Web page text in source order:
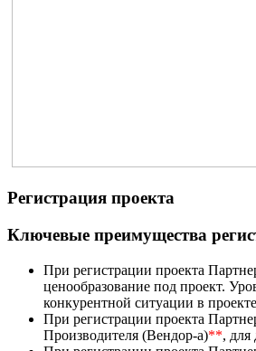
Регистрация проекта
Ключевые преимущества
При регистрации проекта
ценообразование под проект.
конкурентной ситуации в
При регистрации проекта
Производителя (Вендор-а)**, для